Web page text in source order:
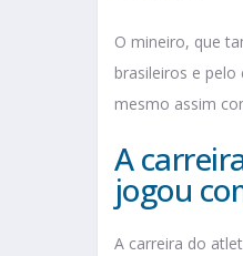
O mineiro, que
brasileiros e
mesmo assim
A
jogou
A carreira do